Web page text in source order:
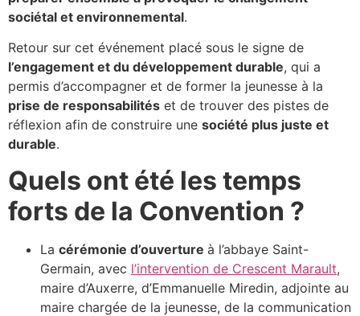
sociétal et environnemental.
Retour sur cet événement placé sous le signe de
l’engagement et du développement durable, qui a
permis d’accompagner et de former la jeunesse à la
prise de responsabilités et de trouver des pistes de
réflexion afin de construire une société plus juste et
durable.
Quels ont été les temps
forts de la Convention ?
La cérémonie d’ouverture à l’abbaye Saint-
Germain, avec l’intervention de Crescent Marault,
maire d’Auxerre, d’Emmanuelle Miredin, adjointe au
maire chargée de la jeunesse, de la communication